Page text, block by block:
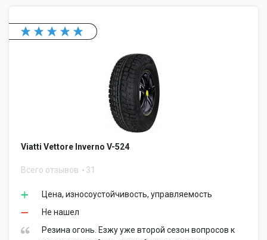
Viatti Vettore Inverno V-524
Всего отзывов 31
Цена, износоустойчивость, управляемость
Не нашел
Резина огонь. Езжу уже второй сезон вопросов к